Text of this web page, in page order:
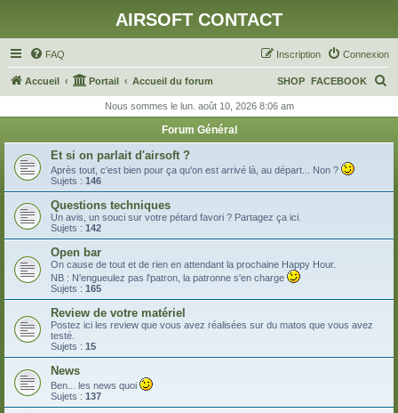
AIRSOFT CONTACT
FAQ Connexion
Inscription
Accueil Portail Accueil du forum
h
FACEBOOK
SHOP
Nous sommes le lun. août 10, 2026 8:06 am
Forum Général
Et si on parlait d'airsoft ?
Après tout, c'est bien pour ça qu'on est arrivé là, au départ... Non ?
Sujets : 146
Questions techniques
Un avis, un souci sur votre pétard favori ? Partagez ça ici.
Sujets : 142
Open bar
On cause de tout et de rien en attendant la prochaine Happy Hour.
NB : N'engueulez pas l'patron, la patronne s'en charge
Sujets : 165
Review de votre matériel
Postez ici les review que vous avez réalisées sur du matos que vous avez
testé.
Sujets : 15
News
Ben... les news quoi
Sujets : 137